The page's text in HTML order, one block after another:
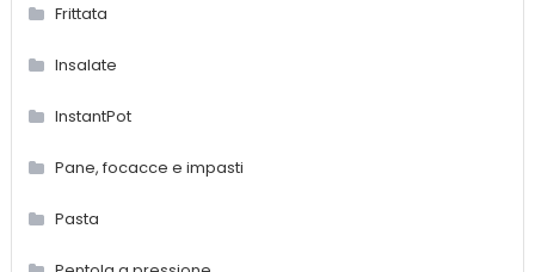
Frittata
Insalate
InstantPot
Pane, focacce e impasti
Pasta